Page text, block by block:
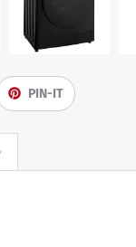
PIN-IT